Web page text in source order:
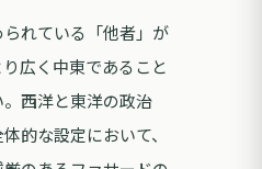
れている「他者」が
広く中東であること
西洋と東洋の政治
的な設定において、